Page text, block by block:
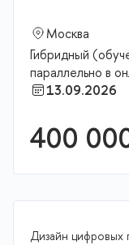
Москва
Гибридный
параллельно в
13.09.2026
400
Дизайн цифровых